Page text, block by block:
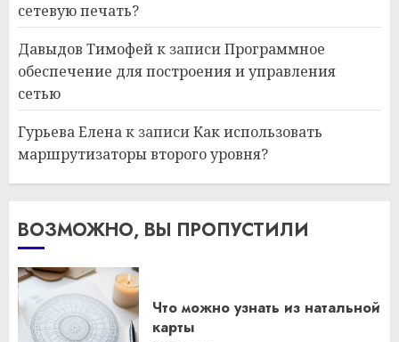
сетевую печать?
Давыдов Тимофейк записиПрограммное
обеспечение для построения и управления
сетью
Гурьева Еленак записиКак использовать
маршрутизаторы второго уровня?
ВОЗМОЖНО, ВЫ ПРОПУСТИЛИ
Что можно узнать из натальной
карты